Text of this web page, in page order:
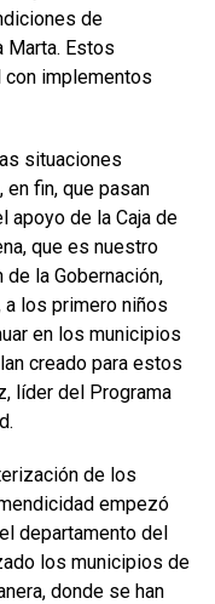
de
Marta. Estos
con implementos
situaciones
fin, que pasan
apoyo de la Caja de
que es nuestro
la Gobernación,
los primero niños
en los municipios
creado para estos
líder del Programa
de los
empezó
departamento del
los municipios de
donde se han